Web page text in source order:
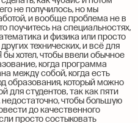
не получилось, но мы
и вообще проблема не в
поучитесь на специальностях,
и физика или просто
технических, и всё для
бы хотел, чтобы ввели обычное
когда программа
между собой, когда есть
образования, который можно
для студентов, так как пяти
недостаточно, чтобы большую
до качественного
просто состыковать